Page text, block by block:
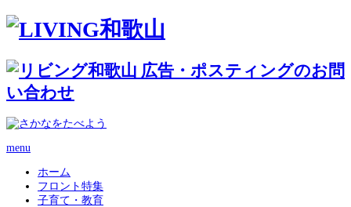
menu
ホーム
フロント特集
子育て・教育